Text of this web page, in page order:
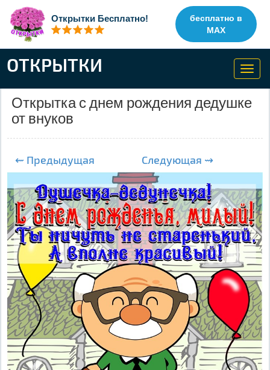
Открытки Бесплатно!
бесплатно в
MAX
ОТКРЫТКИ
Открытка с днем рождения дедушке
от внуков
⇜ Предыдущая Следующая ⇝